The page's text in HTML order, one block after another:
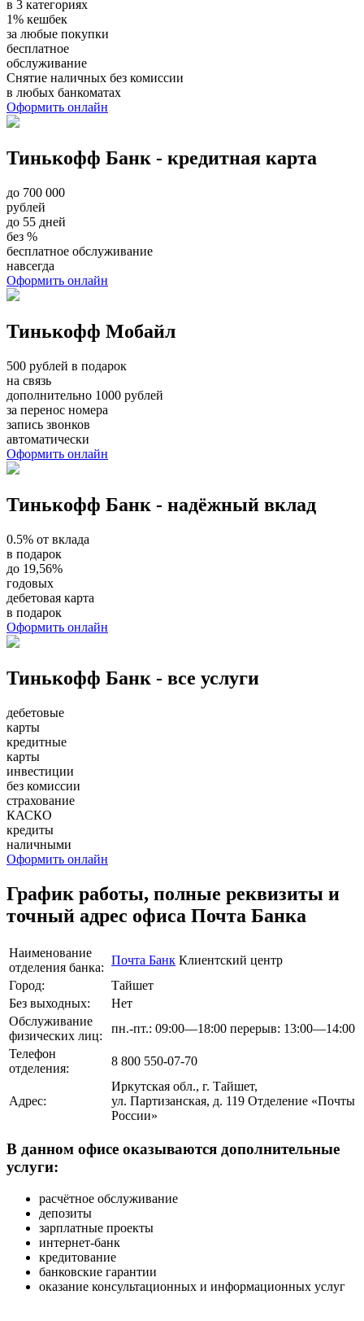
в 3 категориях
1% кешбек
за любые покупки
бесплатное
обслуживание
Снятие наличных без комиссии
в любых банкоматах
Оформить онлайн
Тинькофф Банк - кредитная карта
до 700 000
рублей
до 55 дней
без %
бесплатное обслуживание
навсегда
Оформить онлайн
Тинькофф Мобайл
500 рублей в подарок
на связь
дополнительно 1000 рублей
за перенос номера
запись звонков
автоматически
Оформить онлайн
Тинькофф Банк - надёжный вклад
0.5% от вклада
в подарок
до 19,56%
годовых
дебетовая карта
в подарок
Оформить онлайн
Тинькофф Банк - все услуги
дебетовые
карты
кредитные
карты
инвестиции
без комиссии
страхование
КАСКО
кредиты
наличными
Оформить онлайн
График работы, полные реквизиты и
точный адрес офиса Почта Банка
Наименование
отделения банка:
Почта Банк Клиентский центр
Город:
Тайшет
Без выходных:
Нет
Обслуживание
физических лиц:
пн.-пт.: 09:00—18:00 перерыв: 13:00—14:00
Телефон
отделения:
8 800 550-07-70
Адрес:
Иркутская обл., г. Тайшет,
ул. Партизанская, д. 119 Отделение «Почты
России»
В данном офисе оказываются дополнительные
услуги:
расчётное обслуживание
депозиты
зарплатные проекты
интернет-банк
кредитование
банковские гарантии
оказание консультационных и информационных услуг